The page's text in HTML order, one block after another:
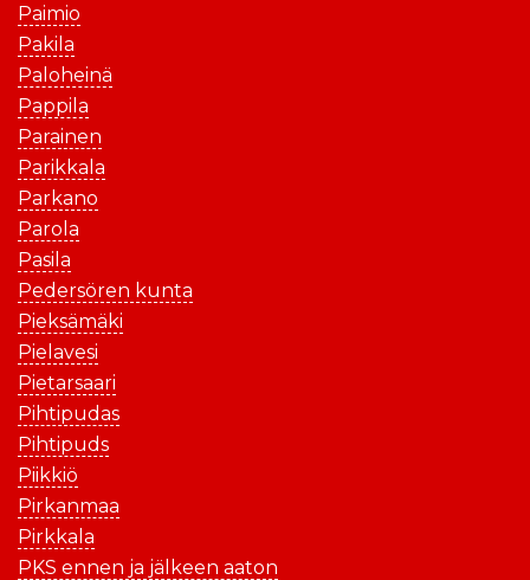
Paimio
Pakila
Paloheinä
Pappila
Parainen
Parikkala
Parkano
Parola
Pasila
Pedersören kunta
Pieksämäki
Pielavesi
Pietarsaari
Pihtipudas
Pihtipuds
Piikkiö
Pirkanmaa
Pirkkala
PKS ennen ja jälkeen aaton